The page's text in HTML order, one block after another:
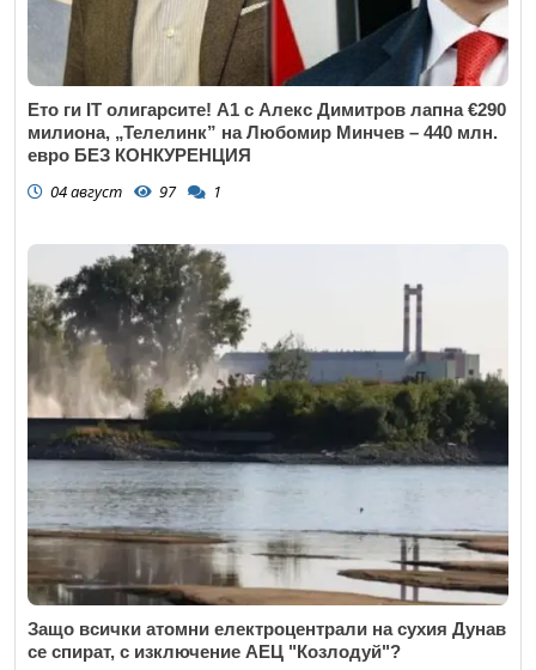
Ето ги IT олигарсите! А1 с Алекс Димитров лапна €290
милиона, „Телелинк” на Любомир Минчев – 440 млн.
евро БЕЗ КОНКУРЕНЦИЯ
04 август 97 1
Защо всички атомни електроцентрали на сухия Дунав
се спират, с изключение АЕЦ "Козлодуй"?